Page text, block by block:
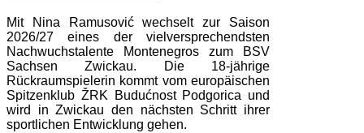
Mit Nina Ramusović wechselt zur Saison
2026/27 eines der vielversprechendsten
Nachwuchstalente Montenegros zum BSV
Sachsen Zwickau. Die 18-jährige
Rückraumspielerin kommt vom europäischen
Spitzenklub ŽRK Budućnost Podgorica und
wird in Zwickau den nächsten Schritt ihrer
sportlichen Entwicklung gehen.